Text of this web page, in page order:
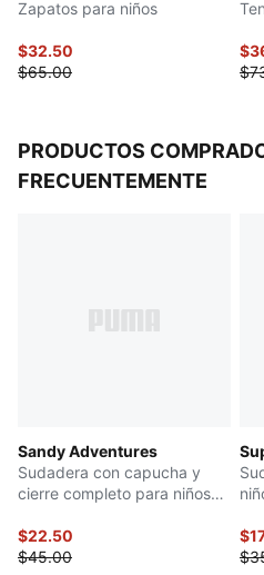
Zapatos para niños
$32.50
$65.00
PRODUCTOS
FRECUENTEMENTE
Sandy Adventures
Sudadera con capucha y
cierre completo para niños
$22.50
$45.00